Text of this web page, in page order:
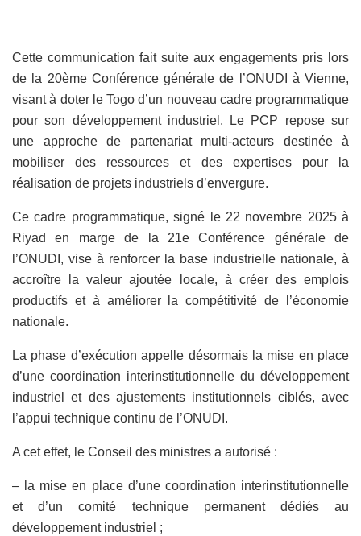
Cette communication fait suite aux engagements pris lors
de la 20ème Conférence générale de l’ONUDI à Vienne,
visant à doter le Togo d’un nouveau cadre programmatique
pour son développement industriel. Le PCP repose sur
une approche de partenariat multi-acteurs destinée à
mobiliser des ressources et des expertises pour la
réalisation de projets industriels d’envergure.
Ce cadre programmatique, signé le 22 novembre 2025 à
Riyad en marge de la 21e Conférence générale de
l’ONUDI, vise à renforcer la base industrielle nationale, à
accroître la valeur ajoutée locale, à créer des emplois
productifs et à améliorer la compétitivité de l’économie
nationale.
La phase d’exécution appelle désormais la mise en place
d’une coordination interinstitutionnelle du développement
industriel et des ajustements institutionnels ciblés, avec
l’appui technique continu de l’ONUDI.
A cet effet, le Conseil des ministres a autorisé :
– la mise en place d’une coordination interinstitutionnelle
et d’un comité technique permanent dédiés au
développement industriel ;